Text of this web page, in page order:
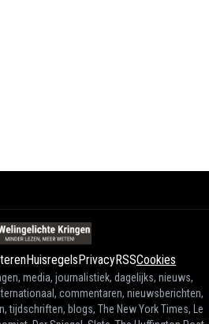
HuisregelsPrivacyRSSCookies
media, journalistiek, dagelijks, nieuws,
commentaren, nieuwsberichten,
tijdschriften, blogs, The New York Times, Le